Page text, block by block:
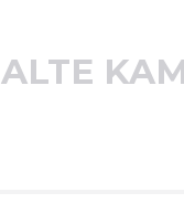
ALTE